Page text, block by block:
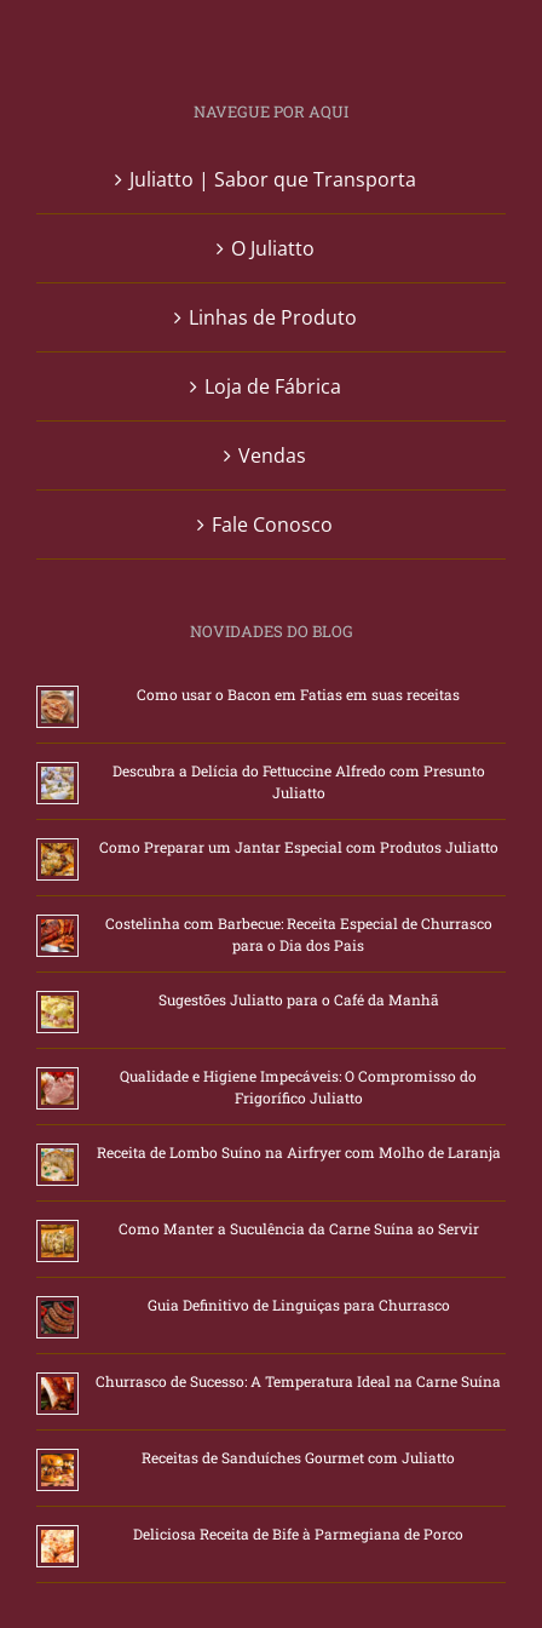
NAVEGUE POR AQUI
Juliatto | Sabor que Transporta
O Juliatto
Linhas de Produto
Loja de Fábrica
Vendas
Fale Conosco
NOVIDADES DO BLOG
Como usar o Bacon em Fatias em suas receitas
Descubra a Delícia do Fettuccine Alfredo com Presunto
Juliatto
Como Preparar um Jantar Especial com Produtos Juliatto
Costelinha com Barbecue: Receita Especial de Churrasco
para o Dia dos Pais
Sugestões Juliatto para o Café da Manhã
Qualidade e Higiene Impecáveis: O Compromisso do
Frigorífico Juliatto
Receita de Lombo Suíno na Airfryer com Molho de Laranja
Como Manter a Suculência da Carne Suína ao Servir
Guia Definitivo de Linguiças para Churrasco
Churrasco de Sucesso: A Temperatura Ideal na Carne Suína
Receitas de Sanduíches Gourmet com Juliatto
Deliciosa Receita de Bife à Parmegiana de Porco